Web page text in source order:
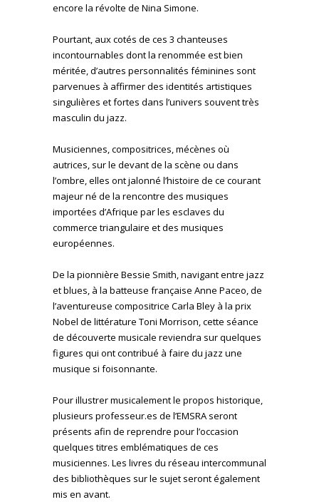
encore la révolte de Nina Simone.
Pourtant, aux cotés de ces 3 chanteuses
incontournables dont la renommée est bien
méritée, d’autres personnalités féminines sont
parvenues à affirmer des identités artistiques
singulières et fortes dans l’univers souvent très
masculin du jazz.
Musiciennes, compositrices, mécènes où
autrices, sur le devant de la scène ou dans
l’ombre, elles ont jalonné l’histoire de ce courant
majeur né de la rencontre des musiques
importées d’Afrique par les esclaves du
commerce triangulaire et des musiques
européennes.
De la pionnière Bessie Smith, navigant entre jazz
et blues, à la batteuse française Anne Paceo, de
l’aventureuse compositrice Carla Bley à la prix
Nobel de littérature Toni Morrison, cette séance
de découverte musicale reviendra sur quelques
figures qui ont contribué à faire du jazz une
musique si foisonnante.
Pour illustrer musicalement le propos historique,
plusieurs professeur.es de l’EMSRA seront
présents afin de reprendre pour l’occasion
quelques titres emblématiques de ces
musiciennes. Les livres du réseau intercommunal
des bibliothèques sur le sujet seront également
mis en avant.